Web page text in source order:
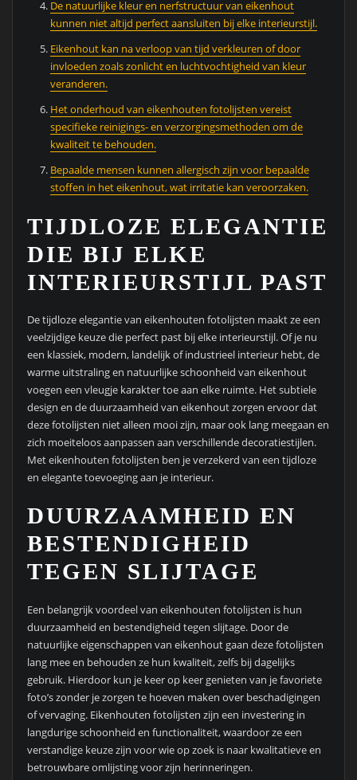
De natuurlijke kleur en nerfstructuur van eikenhout
kunnen niet altijd perfect aansluiten bij elke interieurstijl.
Eikenhout kan na verloop van tijd verkleuren of door
invloeden zoals zonlicht en luchtvochtigheid van kleur
veranderen.
Het onderhoud van eikenhouten fotolijsten vereist
specifieke reinigings- en verzorgingsmethoden om de
kwaliteit te behouden.
Bepaalde mensen kunnen allergisch zijn voor bepaalde
stoffen in het eikenhout, wat irritatie kan veroorzaken.
TIJDLOZE ELEGANTIE
DIE BIJ ELKE
INTERIEURSTIJL PAST
De tijdloze elegantie van eikenhouten fotolijsten maakt ze een
veelzijdige keuze die perfect past bij elke interieurstijl. Of je nu
een klassiek, modern, landelijk of industrieel interieur hebt, de
warme uitstraling en natuurlijke schoonheid van eikenhout
voegen een vleugje karakter toe aan elke ruimte. Het subtiele
design en de duurzaamheid van eikenhout zorgen ervoor dat
deze fotolijsten niet alleen mooi zijn, maar ook lang meegaan en
zich moeiteloos aanpassen aan verschillende decoratiestijlen.
Met eikenhouten fotolijsten ben je verzekerd van een tijdloze
en elegante toevoeging aan je interieur.
DUURZAAMHEID EN
BESTENDIGHEID
TEGEN SLIJTAGE
Een belangrijk voordeel van eikenhouten fotolijsten is hun
duurzaamheid en bestendigheid tegen slijtage. Door de
natuurlijke eigenschappen van eikenhout gaan deze fotolijsten
lang mee en behouden ze hun kwaliteit, zelfs bij dagelijks
gebruik. Hierdoor kun je keer op keer genieten van je favoriete
foto’s zonder je zorgen te hoeven maken over beschadigingen
of vervaging. Eikenhouten fotolijsten zijn een investering in
langdurige schoonheid en functionaliteit, waardoor ze een
verstandige keuze zijn voor wie op zoek is naar kwalitatieve en
betrouwbare omlijsting voor zijn herinneringen.